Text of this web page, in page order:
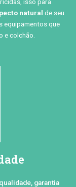
natural de seu
equipamentos que
e colchão.
garantia